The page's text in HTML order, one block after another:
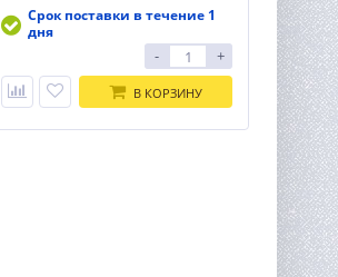
Срок поставки в течение 1
дня
- +
В КОРЗИНУ